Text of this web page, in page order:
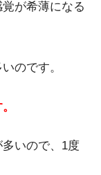
が希薄になる
のです。
いので、1度